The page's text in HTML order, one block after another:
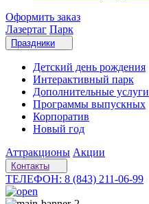
Оформить заказ
Лазертаг Парк
Праздники
Детский день рождения
Интерактивный парк
Дополнительные услуги
Программы выпускных
Корпоратив
Новый год
Аттракционы Акции
Контакты
ТЕЛЕФОН: 8 (843) 211-06-99